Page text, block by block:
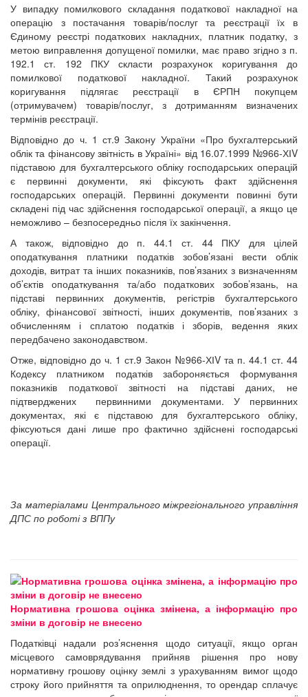
У випадку помилкового складання податкової накладної на
операцію з постачання товарів/послуг та реєстрації їх в
Єдиному реєстрі податкових накладних, платник податку, з
метою виправлення допущеної помилки, має право згідно з п.
192.1 ст. 192 ПКУ скласти розрахунок коригування до
помилкової податкової накладної. Такий розрахунок
коригування підлягає реєстрації в ЄРПН покупцем
(отримувачем) товарів/послуг, з дотриманням визначених
термінів реєстрації.
Відповідно до ч. 1 ст.9 Закону України «Про бухгалтерський
облік та фінансову звітність в Україні» від 16.07.1999 №966-ХІV
підставою для бухгалтерського обліку господарських операцій
є первинні документи, які фіксують факт здійснення
господарських операцій. Первинні документи повинні бути
складені під час здійснення господарської операції, а якщо це
неможливо – безпосередньо після їх закінчення.
А також, відповідно до п. 44.1 ст. 44 ПКУ для цілей
оподаткування платники податків зобов’язані вести облік
доходів, витрат та інших показників, пов’язаних з визначенням
об’єктів оподаткування та/або податкових зобов’язань, на
підставі первинних документів, регістрів бухгалтерського
обліку, фінансової звітності, інших документів, пов’язаних з
обчисленням і сплатою податків і зборів, ведення яких
передбачено законодавством.
Отже, відповідно до ч. 1 ст.9 Закон №966-ХІV та п. 44.1 ст. 44
Кодексу платником податків забороняється формування
показників податкової звітності на підставі даних, не
підтверджених первинними документами. У первинних
документах, які є підставою для бухгалтерського обліку,
фіксуються дані лише про фактично здійснені господарські
операції.
За матеріалами Центрального міжрегіонального управління
ДПС по роботі з ВППу
Нормативна грошова оцінка змінена, а інформацію про
зміни в договір не внесено
Податківці надали роз’яснення щодо ситуації, якщо орган
місцевого самоврядування прийняв рішення про нову
нормативну грошову оцінку землі з урахуванням вимог щодо
строку його прийняття та оприлюднення, то орендар сплачує